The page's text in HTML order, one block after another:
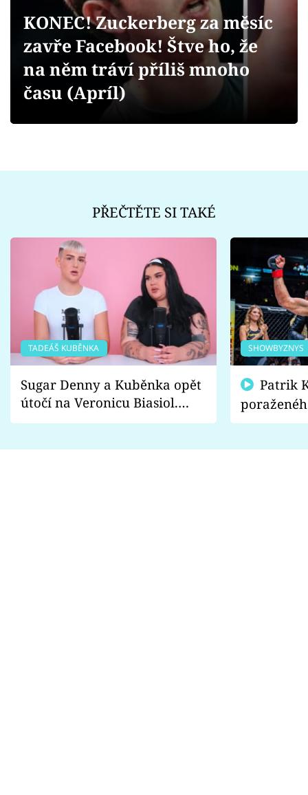
Videa
Sledujte prima+
KONEC! Zuckerberg za měsíc
zavře Facebook! Štve ho, že
na něm tráví příliš mnoho
času (Apríl)
PŘEČTĚTE SI TAKÉ
TADEÁŠ KUBĚNKA
Sugar Denny a Kuběnka opět
útočí na Veronicu Biasiol.
Proč je podle nich falešná a
SHOWBYZNYS
fanoušci